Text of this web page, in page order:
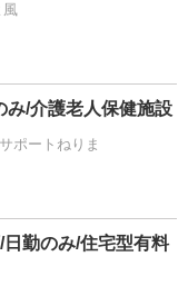
風
み/介護老人保健施設
ポートねりま
日勤のみ/住宅型有料